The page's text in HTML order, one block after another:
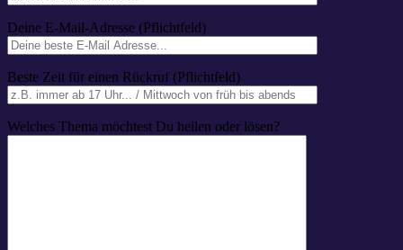
Deine E-Mail-Adresse (Pflichtfeld)
Beste Zeit für einen Rückruf (Pflichtfeld)
Welches Thema möchtest Du heilen oder lösen?